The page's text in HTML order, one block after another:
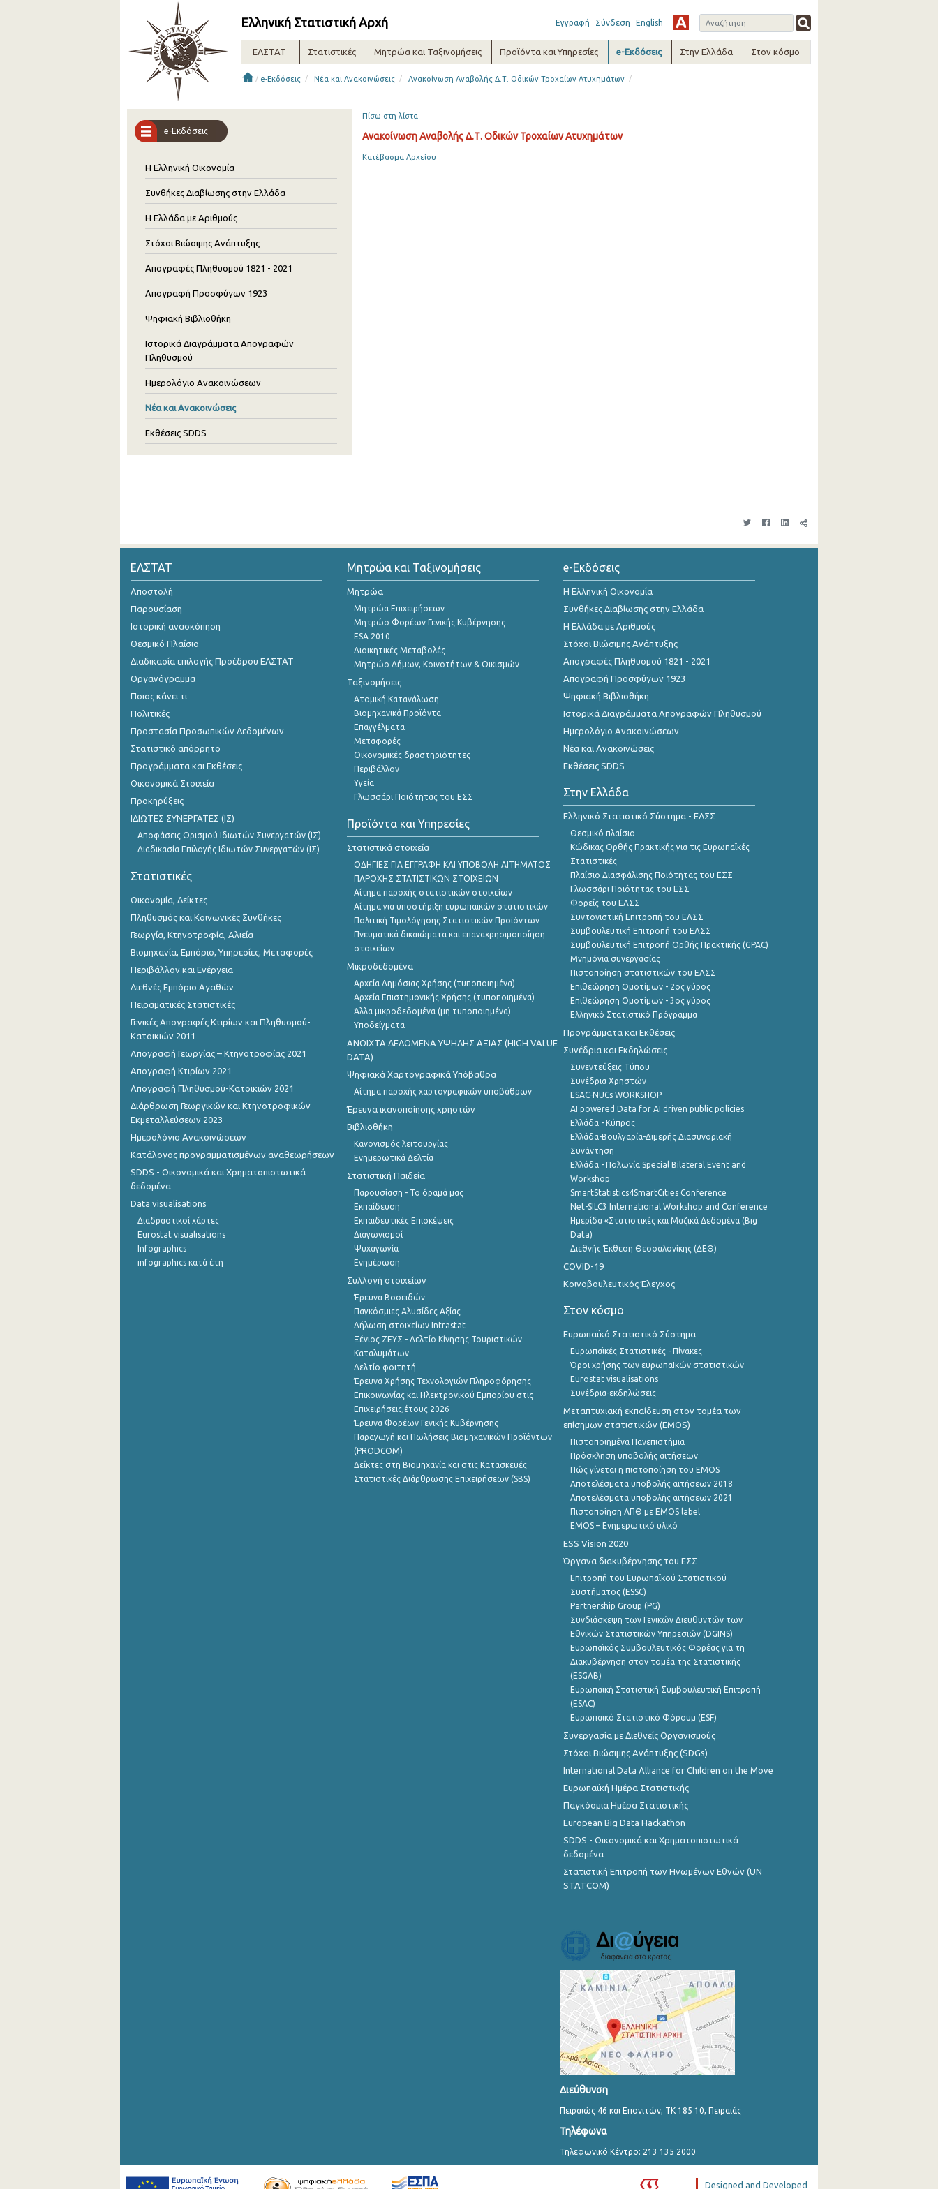
Ελληνική Στατιστική Αρχή Εγγραφή Σύνδεση English
ΕΛΣΤΑΤ Στατιστικές Μητρώα και Ταξινομήσεις Προϊόντα και Υπηρεσίες e-Εκδόσεις Στην Ελλάδα Στον κόσμο
/ e-Εκδόσεις / Νέα και Ανακοινώσεις / Ανακοίνωση Αναβολής Δ.Τ. Οδικών Τροχαίων Ατυχημάτων /
e-Εκδόσεις
Η Ελληνική Οικονομία
Συνθήκες Διαβίωσης στην Ελλάδα
Η Ελλάδα με Αριθμούς
Στόχοι Βιώσιμης Ανάπτυξης
Απογραφές Πληθυσμού 1821 - 2021
Απογραφή Προσφύγων 1923
Ψηφιακή Βιβλιοθήκη
Ιστορικά Διαγράμματα Απογραφών
Πληθυσμού
Ημερολόγιο Ανακοινώσεων
Νέα και Ανακοινώσεις
Εκθέσεις SDDS
Πίσω στη λίστα
Ανακοίνωση Αναβολής Δ.Τ. Οδικών Τροχαίων Ατυχημάτων
Κατέβασμα Αρχείου
ΕΛΣΤΑΤ
Αποστολή
Παρουσίαση
Ιστορική ανασκόπηση
Θεσμικό Πλαίσιο
Διαδικασία επιλογής Προέδρου ΕΛΣΤΑΤ
Οργανόγραμμα
Ποιος κάνει τι
Πολιτικές
Προστασία Προσωπικών Δεδομένων
Στατιστικό απόρρητο
Προγράμματα και Εκθέσεις
Οικονομικά Στοιχεία
Προκηρύξεις
ΙΔΙΩΤΕΣ ΣΥΝΕΡΓΑΤΕΣ (ΙΣ)
Αποφάσεις Ορισμού Ιδιωτών Συνεργατών (ΙΣ)
Διαδικασία Επιλογής Ιδιωτών Συνεργατών (ΙΣ)
Στατιστικές
Οικονομία, Δείκτες
Πληθυσμός και Κοινωνικές Συνθήκες
Γεωργία, Κτηνοτροφία, Αλιεία
Βιομηχανία, Εμπόριο, Υπηρεσίες, Μεταφορές
Περιβάλλον και Ενέργεια
Διεθνές Εμπόριο Αγαθών
Πειραματικές Στατιστικές
Γενικές Απογραφές Κτιρίων και Πληθυσμού-
Κατοικιών 2011
Απογραφή Γεωργίας – Κτηνοτροφίας 2021
Απογραφή Κτιρίων 2021
Απογραφή Πληθυσμού-Κατοικιών 2021
Διάρθρωση Γεωργικών και Κτηνοτροφικών
Εκμεταλλεύσεων 2023
Ημερολόγιο Ανακοινώσεων
Κατάλογος προγραμματισμένων αναθεωρήσεων
SDDS - Οικονομικά και Χρηματοπιστωτικά
δεδομένα
Data visualisations
Διαδραστικοί χάρτες
Eurostat visualisations
Infographics
infographics κατά έτη
Μητρώα και Ταξινομήσεις
Μητρώα
Μητρώα Επιχειρήσεων
Μητρώο Φορέων Γενικής Κυβέρνησης
ESA 2010
Διοικητικές Μεταβολές
Μητρώο Δήμων, Κοινοτήτων & Οικισμών
Ταξινομήσεις
Ατομική Κατανάλωση
Βιομηχανικά Προϊόντα
Επαγγέλματα
Μεταφορές
Οικονομικές δραστηριότητες
Περιβάλλον
Υγεία
Γλωσσάρι Ποιότητας του ΕΣΣ
Προϊόντα και Υπηρεσίες
Στατιστικά στοιχεία
ΟΔΗΓΙΕΣ ΓΙΑ ΕΓΓΡΑΦΗ ΚΑΙ ΥΠΟΒΟΛΗ ΑΙΤΗΜΑΤΟΣ
ΠΑΡΟΧΗΣ ΣΤΑΤΙΣΤΙΚΩΝ ΣΤΟΙΧΕΙΩΝ
Αίτημα παροχής στατιστικών στοιχείων
Αίτημα για υποστήριξη ευρωπαϊκών στατιστικών
Πολιτική Τιμολόγησης Στατιστικών Προϊόντων
Πνευματικά δικαιώματα και επαναχρησιμοποίηση
στοιχείων
Μικροδεδομένα
Αρχεία Δημόσιας Χρήσης (τυποποιημένα)
Αρχεία Επιστημονικής Χρήσης (τυποποιημένα)
Άλλα μικροδεδομένα (μη τυποποιημένα)
Υποδείγματα
ANOIXTA ΔΕΔΟΜΕΝΑ ΥΨΗΛΗΣ ΑΞΙΑΣ (HIGH VALUE
DATA)
Ψηφιακά Χαρτογραφικά Υπόβαθρα
Αίτημα παροχής χαρτογραφικών υποβάθρων
Έρευνα ικανοποίησης χρηστών
Βιβλιοθήκη
Κανονισμός λειτουργίας
Ενημερωτικά Δελτία
Στατιστική Παιδεία
Παρουσίαση - Το όραμά μας
Εκπαίδευση
Εκπαιδευτικές Επισκέψεις
Διαγωνισμοί
Ψυχαγωγία
Ενημέρωση
Συλλογή στοιχείων
Έρευνα Βοοειδών
Παγκόσμιες Αλυσίδες Αξίας
Δήλωση στοιχείων Intrastat
Ξένιος ΖΕΥΣ - Δελτίο Κίνησης Τουριστικών
Καταλυμάτων
Δελτίο φοιτητή
Έρευνα Χρήσης Τεχνολογιών Πληροφόρησης
Επικοινωνίας και Ηλεκτρονικού Εμπορίου στις
Επιχειρήσεις,έτους 2026
Έρευνα Φορέων Γενικής Κυβέρνησης
Παραγωγή και Πωλήσεις Βιομηχανικών Προϊόντων
(PRODCOM)
Δείκτες στη Βιομηχανία και στις Κατασκευές
Στατιστικές Διάρθρωσης Επιχειρήσεων (SBS)
e-Εκδόσεις
Η Ελληνική Οικονομία
Συνθήκες Διαβίωσης στην Ελλάδα
Η Ελλάδα με Αριθμούς
Στόχοι Βιώσιμης Ανάπτυξης
Απογραφές Πληθυσμού 1821 - 2021
Απογραφή Προσφύγων 1923
Ψηφιακή Βιβλιοθήκη
Ιστορικά Διαγράμματα Απογραφών Πληθυσμού
Ημερολόγιο Ανακοινώσεων
Νέα και Ανακοινώσεις
Εκθέσεις SDDS
Στην Ελλάδα
Ελληνικό Στατιστικό Σύστημα - ΕΛΣΣ
Θεσμικό πλαίσιο
Κώδικας Ορθής Πρακτικής για τις Ευρωπαϊκές
Στατιστικές
Πλαίσιο Διασφάλισης Ποιότητας του ΕΣΣ
Γλωσσάρι Ποιότητας του ΕΣΣ
Φορείς του ΕΛΣΣ
Συντονιστική Επιτροπή του ΕΛΣΣ
Συμβουλευτική Επιτροπή του ΕΛΣΣ
Συμβουλευτική Επιτροπή Ορθής Πρακτικής (GPAC)
Μνημόνια συνεργασίας
Πιστοποίηση στατιστικών του ΕΛΣΣ
Επιθεώρηση Ομοτίμων - 2ος γύρος
Επιθεώρηση Ομοτίμων - 3ος γύρος
Ελληνικό Στατιστικό Πρόγραμμα
Προγράμματα και Εκθέσεις
Συνέδρια και Εκδηλώσεις
Συνεντεύξεις Τύπου
Συνέδρια Χρηστών
ESAC-NUCs WORKSHOP
AI powered Data for AI driven public policies
Ελλάδα - Κύπρος
Ελλάδα-Βουλγαρία-Διμερής Διασυνοριακή
Συνάντηση
Ελλάδα - Πολωνία Special Bilateral Event and
Workshop
SmartStatistics4SmartCities Conference
Net-SILC3 International Workshop and Conference
Ημερίδα «Στατιστικές και Μαζικά Δεδομένα (Big
Data)
Διεθνής Έκθεση Θεσσαλονίκης (ΔΕΘ)
COVID-19
Κοινοβουλευτικός Έλεγχος
Στον κόσμο
Ευρωπαϊκό Στατιστικό Σύστημα
Ευρωπαϊκές Στατιστικές - Πίνακες
Όροι χρήσης των ευρωπαΪκών στατιστικών
Eurostat visualisations
Συνέδρια-εκδηλώσεις
Μεταπτυχιακή εκπαίδευση στον τομέα των
επίσημων στατιστικών (EMOS)
Πιστοποιημένα Πανεπιστήμια
Πρόσκληση υποβολής αιτήσεων
Πώς γίνεται η πιστοποίηση του EMOS
Αποτελέσματα υποβολής αιτήσεων 2018
Αποτελέσματα υποβολής αιτήσεων 2021
Πιστοποίηση ΑΠΘ με EMOS label
EMOS – Ενημερωτικό υλικό
ESS Vision 2020
Όργανα διακυβέρνησης του ΕΣΣ
Επιτροπή του Ευρωπαϊκού Στατιστικού
Συστήματος (ESSC)
Partnership Group (PG)
Συνδιάσκεψη των Γενικών Διευθυντών των
Εθνικών Στατιστικών Υπηρεσιών (DGINS)
Ευρωπαϊκός Συμβουλευτικός Φορέας για τη
Διακυβέρνηση στον τομέα της Στατιστικής
(ESGAB)
Ευρωπαϊκή Στατιστική Συμβουλευτική Επιτροπή
(ESAC)
Ευρωπαϊκό Στατιστικό Φόρουμ (ESF)
Συνεργασία με Διεθνείς Οργανισμούς
Στόχοι Βιώσιμης Ανάπτυξης (SDGs)
International Data Alliance for Children on the Move
Ευρωπαϊκή Ημέρα Στατιστικής
Παγκόσμια Ημέρα Στατιστικής
European Big Data Hackathon
SDDS - Οικονομικά και Χρηματοπιστωτικά
δεδομένα
Στατιστική Επιτροπή των Ηνωμένων Εθνών (UN
STATCOM)
Διεύθυνση
Πειραιώς 46 και Επονιτών, ΤΚ 185 10, Πειραιάς
Τηλέφωνα
Τηλεφωνικό Κέντρο: 213 135 2000
Designed and Developed